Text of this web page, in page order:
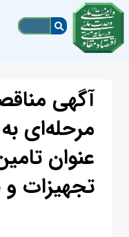
آﮔﻬﯽ
عنوان
تجهیزات و